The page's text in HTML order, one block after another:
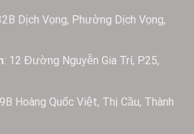
Dịch Vọng, Phường Dịch Vọng,
: 12 Đường Nguyễn Gia Trí, P.25,
Hoàng Quốc Việt, Thị Cầu, Thành